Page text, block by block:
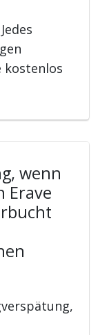
kostenlos
wenn
Erave